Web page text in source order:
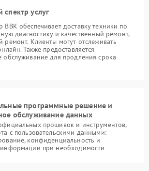
услуг
обеспечивает доставку техники по
диагностику и качественный ремонт,
ремонт. Клиенты могут отслеживать
Также предоставляется
обслуживание для продления срока
программные решение и
обслуживание данных
прошивок и инструментов,
с пользовательскими данными:
конфиденциальность и
информации при необходимости